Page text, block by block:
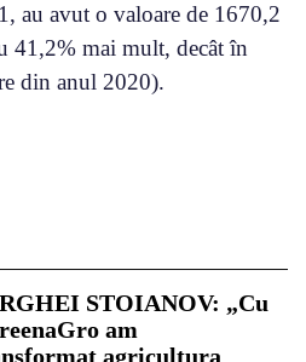
au avut o valoare de 1670,2
41,2% mai mult, decât în
din anul 2020).
STOIANOV: „Cu
am
agricultura